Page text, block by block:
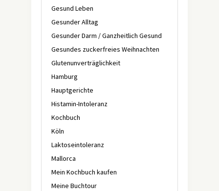
Gesund Leben
Gesunder Alltag
Gesunder Darm / Ganzheitlich Gesund
Gesundes zuckerfreies Weihnachten
Glutenunverträglichkeit
Hamburg
Hauptgerichte
Histamin-Intoleranz
Kochbuch
Köln
Laktoseintoleranz
Mallorca
Mein Kochbuch kaufen
Meine Buchtour